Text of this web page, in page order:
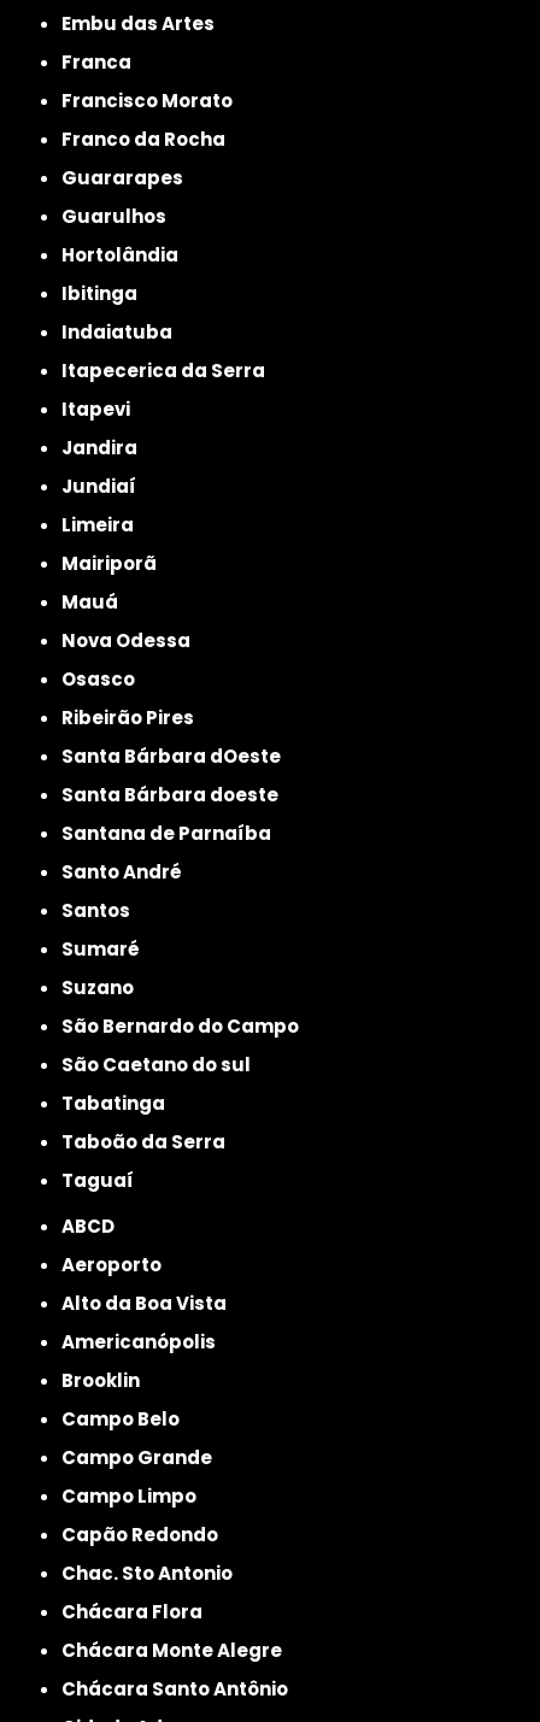
Embu das Artes
Franca
Francisco Morato
Franco da Rocha
Guararapes
Guarulhos
Hortolândia
Ibitinga
Indaiatuba
Itapecerica da Serra
Itapevi
Jandira
Jundiaí
Limeira
Mairiporã
Mauá
Nova Odessa
Osasco
Ribeirão Pires
Santa Bárbara dOeste
Santa Bárbara doeste
Santana de Parnaíba
Santo André
Santos
Sumaré
Suzano
São Bernardo do Campo
São Caetano do sul
Tabatinga
Taboão da Serra
Taguaí
ABCD
Aeroporto
Alto da Boa Vista
Americanópolis
Brooklin
Campo Belo
Campo Grande
Campo Limpo
Capão Redondo
Chac. Sto Antonio
Chácara Flora
Chácara Monte Alegre
Chácara Santo Antônio